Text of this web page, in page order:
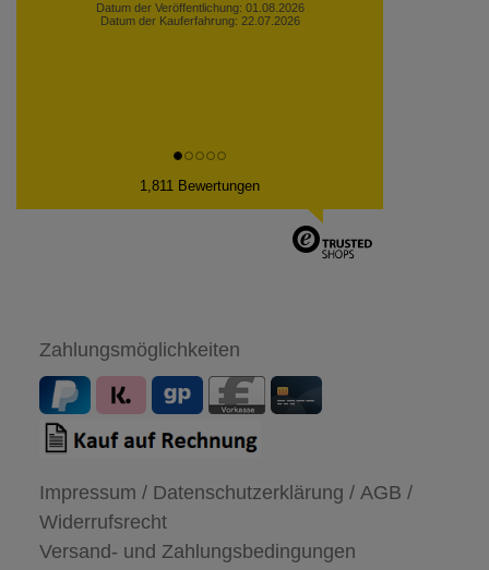
Datum der Veröffentlichung: 01.08.2026
Datum der Kauferfahrung: 22.07.2026
1,811 Bewertungen
Zahlungsmöglichkeiten
Impressum / Datenschutzerklärung / AGB /
Widerrufsrecht
Versand- und Zahlungsbedingungen